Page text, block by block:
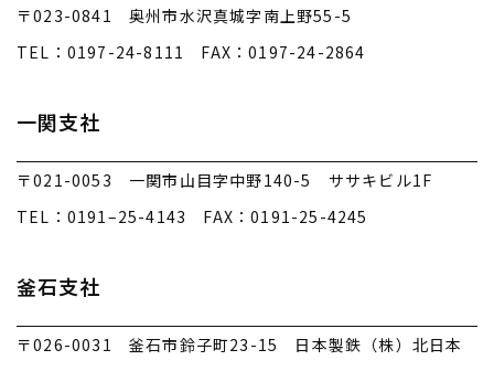
〒023-0841 奥州市水沢真城字南上野55-5
TEL：0197-24-8111 FAX：0197-24-2864
一関支社
〒021-0053 一関市山目字中野140-5 ササキビル1F
TEL：0191–25-4143 FAX：0191-25-4245
釜石支社
〒026-0031 釜石市鈴子町23-15 日本製鉄（株）北日本